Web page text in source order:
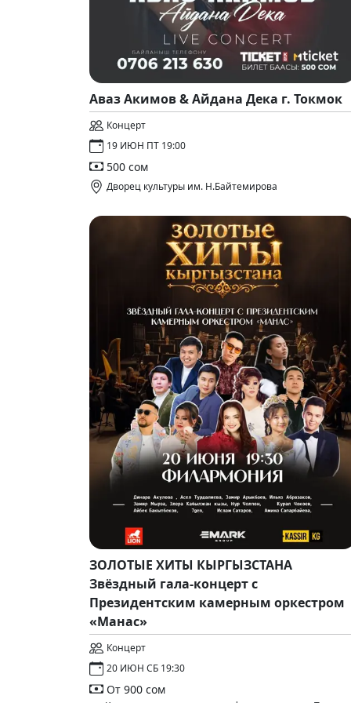
Аваз Акимов & Айдана Дека г. Токмок
Концерт
19 ИЮН ПТ 19:00
500 сом
Дворец культуры им. Н.Байтемирова
ЗОЛОТЫЕ ХИТЫ КЫРГЫЗСТАНА
Звёздный гала-концерт с
Президентским камерным оркестром
«Манас»
Концерт
20 ИЮН СБ 19:30
От 900 сом